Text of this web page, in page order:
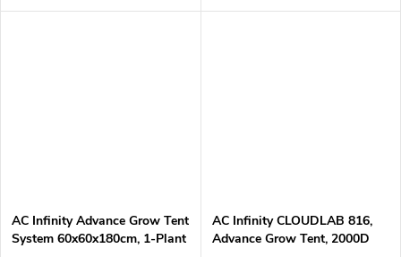
Sada obsahuje stan
prostředím. Díky extra pevnému
AC Infinity Advance Grow Tent
System 60x60x180cm, 1-Plant
AC Infinity CLOUDLAB 816,
Advance Grow Tent, 2000D